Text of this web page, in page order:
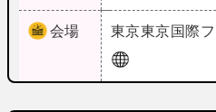
会場 東京東京国際